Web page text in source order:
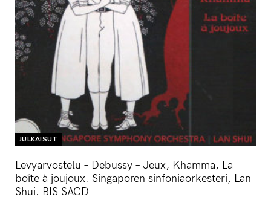
JULKAISUT
Levyarvostelu – Debussy – Jeux, Khamma, La
boîte à joujoux. Singaporen sinfoniaorkesteri, Lan
Shui. BIS SACD